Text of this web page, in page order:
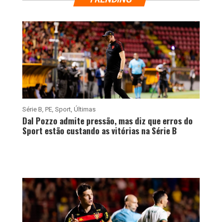
Série B PE, Sport, Últimas
Dal Pozzo admite pressão, mas diz que erros do
Sport estão custando as vitórias na Série B